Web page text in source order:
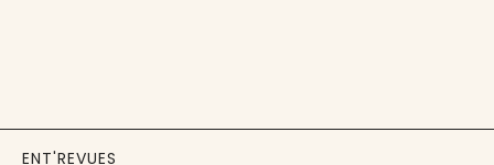
ENT'REVUES